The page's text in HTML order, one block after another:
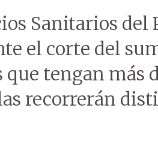
Sanitarios del
el corte del
tengan más
recorrerán